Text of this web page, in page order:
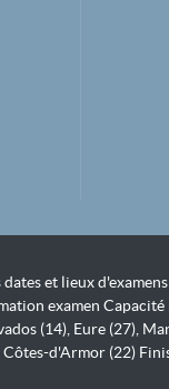
dates et lieux
examen
(14), Eure (27),
Côtes-d'Armor (22)